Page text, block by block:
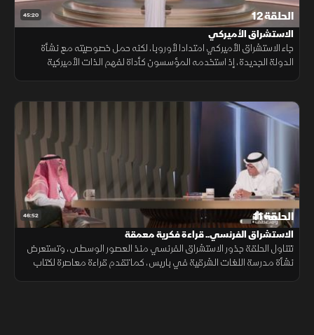
45:20 الحلقة 12
الاستشراق الأميركي
جاء الاستشراق الأميركي امتدادا لأوروبا، لكنه حمل خصوصيته مع نشأة
الدولة الجديدة، إذ استخدمه المؤسسون كأداة لفهم الذات الأميركية
46:52 الحلقة 11
الاستشراق الفرنسي.. قراءة فكرية معمقة
تتناول الحلقة جذور الاستشراق الفرنسي منذ العصور الوسطى، وتستعرض
نشأة مدرسة اللغات الشرقية في باريس، كما تقدم قراءة معاصرة لكتاب